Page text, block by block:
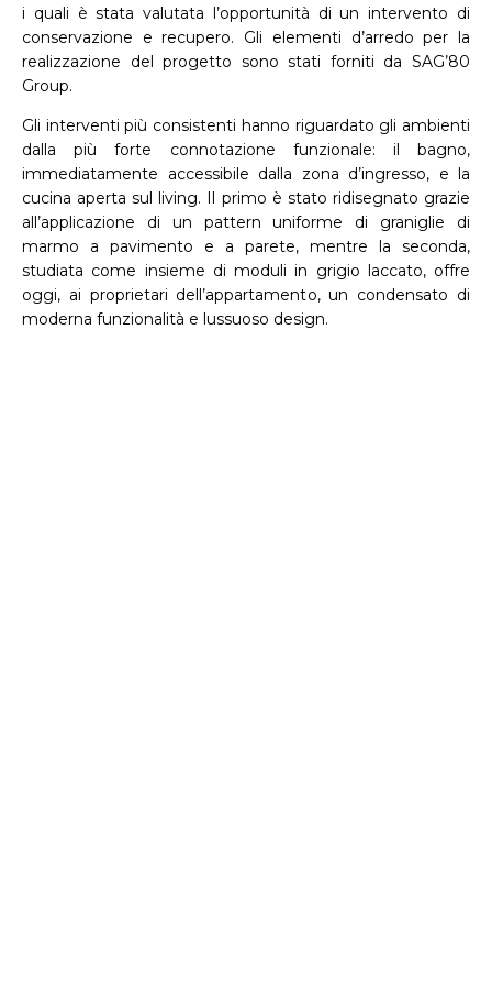
i quali è stata valutata l’opportunità di un intervento di
conservazione e recupero. Gli elementi d’arredo per la
realizzazione del progetto sono stati forniti da SAG’80
Group.
Gli interventi più consistenti hanno riguardato gli ambienti
dalla più forte connotazione funzionale: il bagno,
immediatamente accessibile dalla zona d’ingresso, e la
cucina aperta sul living. Il primo è stato ridisegnato grazie
all’applicazione di un pattern uniforme di graniglie di
marmo a pavimento e a parete, mentre la seconda,
studiata come insieme di moduli in grigio laccato, offre
oggi, ai proprietari dell’appartamento, un condensato di
moderna funzionalità e lussuoso design.